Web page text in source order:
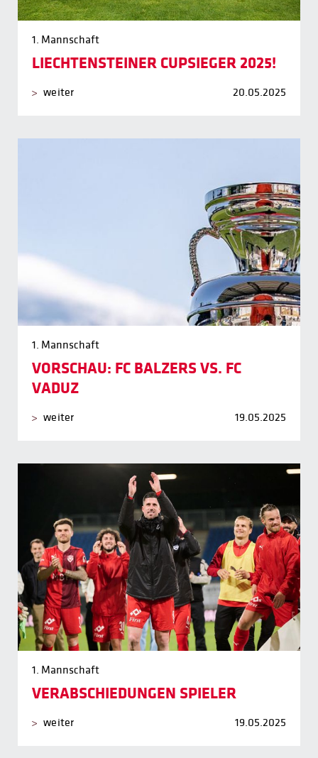
1. Mannschaft
LIECHTENSTEINER CUPSIEGER 2025!
weiter 20.05.2025
1. Mannschaft
VORSCHAU: FC BALZERS VS. FC
VADUZ
weiter 19.05.2025
1. Mannschaft
VERABSCHIEDUNGEN SPIELER
weiter 19.05.2025